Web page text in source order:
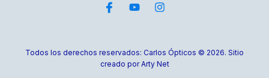
Todos los derechos reservados: Carlos Ópticos © 2026. Sitio
creado por Arty Net